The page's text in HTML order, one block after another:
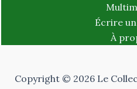
Écrire
À
Copyright © 2026 Le